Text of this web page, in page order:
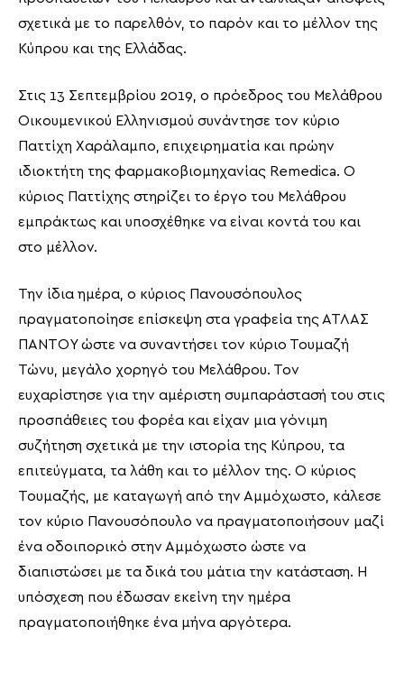
σχετικά με το παρελθόν, το παρόν και το μέλλον της
Κύπρου και της Ελλάδας.
Στις 13 Σεπτεμβρίου 2019, ο πρόεδρος του Μελάθρου
Οικουμενικού Ελληνισμού συνάντησε τον κύριο
Παττίχη Χαράλαμπο, επιχειρηματία και πρώην
ιδιοκτήτη της φαρμακοβιομηχανίας Remedica. Ο
κύριος Παττίχης στηρίζει το έργο του Μελάθρου
εμπράκτως και υποσχέθηκε να είναι κοντά του και
στο μέλλον.
Την ίδια ημέρα, ο κύριος Πανουσόπουλος
πραγματοποίησε επίσκεψη στα γραφεία της ΑΤΛΑΣ
ΠΑΝΤΟΥ ώστε να συναντήσει τον κύριο Τουμαζή
Τώνυ, μεγάλο χορηγό του Μελάθρου. Τον
ευχαρίστησε για την αμέριστη συμπαράστασή του στις
προσπάθειες του φορέα και είχαν μια γόνιμη
συζήτηση σχετικά με την ιστορία της Κύπρου, τα
επιτεύγματα, τα λάθη και το μέλλον της. Ο κύριος
Τουμαζής, με καταγωγή από την Αμμόχωστο, κάλεσε
τον κύριο Πανουσόπουλο να πραγματοποιήσουν μαζί
ένα οδοιπορικό στην Αμμόχωστο ώστε να
διαπιστώσει με τα δικά του μάτια την κατάσταση. Η
υπόσχεση που έδωσαν εκείνη την ημέρα
πραγματοποιήθηκε ένα μήνα αργότερα.